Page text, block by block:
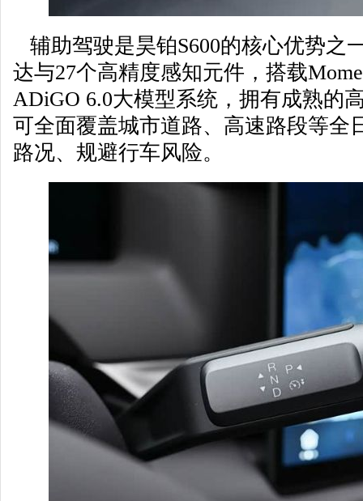
辅助驾驶是昊铂S600的核心优势之
达与27个高精度感知元件，搭载
ADiGO 6.0大模型系统，拥有成熟的
可全面覆盖城市道路、高速路段等全
路况、规避行车风险。